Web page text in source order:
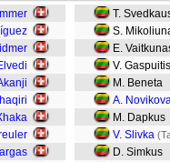
T.
S.
E.
V. Gaspuitis
M. Beneta
A.
M. Dapkus
V. Slivka
D. Simkus